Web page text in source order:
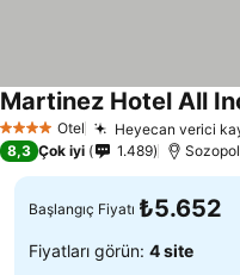
4 Yıldız Otel Heyecan verici
Martinez Hotel All
8,3 Çok iyi 1.489 Sozopol
Başlangıç Fiyatı ₺5.652
Fiyatları görün: 4 site